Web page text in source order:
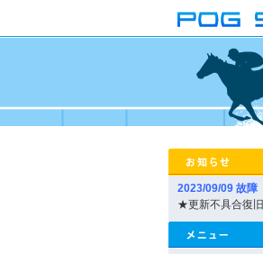
2023/09/09 故障
★更新不具合復旧